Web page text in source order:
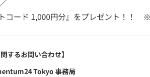
コード 1,000円分』をプレゼント！！
するお問い合わせ】
Tokyo 事務局